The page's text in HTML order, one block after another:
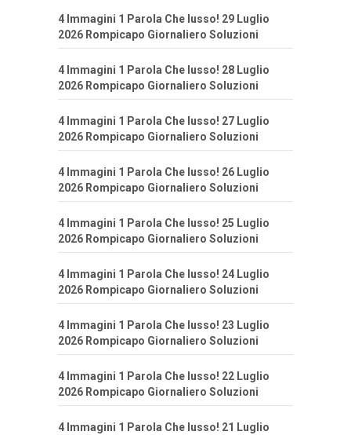
4 Immagini 1 Parola Che lusso! 29 Luglio
2026 Rompicapo Giornaliero Soluzioni
4 Immagini 1 Parola Che lusso! 28 Luglio
2026 Rompicapo Giornaliero Soluzioni
4 Immagini 1 Parola Che lusso! 27 Luglio
2026 Rompicapo Giornaliero Soluzioni
4 Immagini 1 Parola Che lusso! 26 Luglio
2026 Rompicapo Giornaliero Soluzioni
4 Immagini 1 Parola Che lusso! 25 Luglio
2026 Rompicapo Giornaliero Soluzioni
4 Immagini 1 Parola Che lusso! 24 Luglio
2026 Rompicapo Giornaliero Soluzioni
4 Immagini 1 Parola Che lusso! 23 Luglio
2026 Rompicapo Giornaliero Soluzioni
4 Immagini 1 Parola Che lusso! 22 Luglio
2026 Rompicapo Giornaliero Soluzioni
4 Immagini 1 Parola Che lusso! 21 Luglio